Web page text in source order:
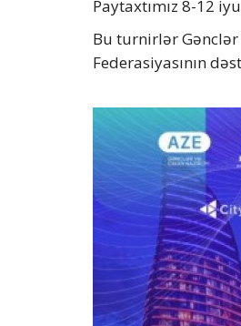
Paytaxtımız 8-12
Bu turnirlər Gənclər
Federasiyasının